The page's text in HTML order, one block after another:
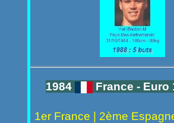
1984 France - Euro
1er France | 2ème